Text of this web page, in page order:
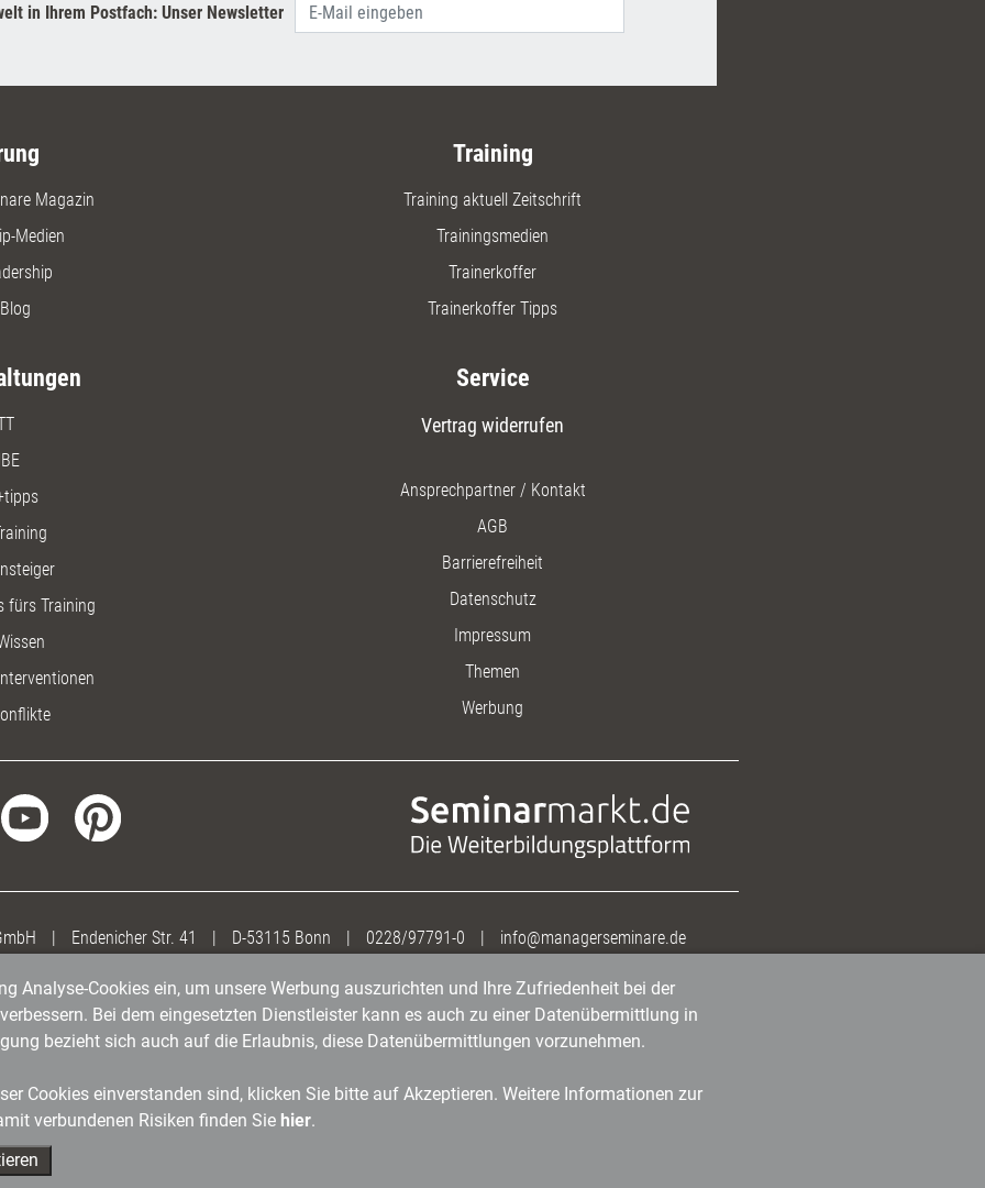
in Ihrem Postfach: Unser Newsletter
Magazin
Medien
Training
Training aktuell Zeitschrift
Trainingsmedien
Trainerkoffer
Trainerkoffer Tipps
fürs Training
Service
Vertrag widerrufen
Ansprechpartner / Kontakt
AGB
Barrierefreiheit
Datenschutz
Impressum
Themen
Werbung
| Endenicher Str. 41 | D-53115 Bonn | 0228/97791-0 | info@managerseminare.de
Analyse-Cookies ein, um unsere Werbung auszurichten und Ihre Zufriedenheit bei der
Bei dem eingesetzten Dienstleister kann es auch zu einer Datenübermittlung in
bezieht sich auch auf die Erlaubnis, diese Datenübermittlungen vorzunehmen.
Cookies einverstanden sind, klicken Sie bitte auf Akzeptieren. Weitere Informationen zur
verbundenen Risiken finden Sie hier.